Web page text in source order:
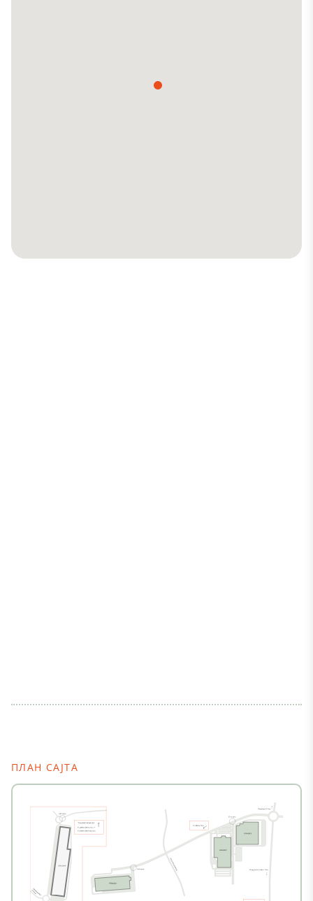
ПЛАН САЈТА